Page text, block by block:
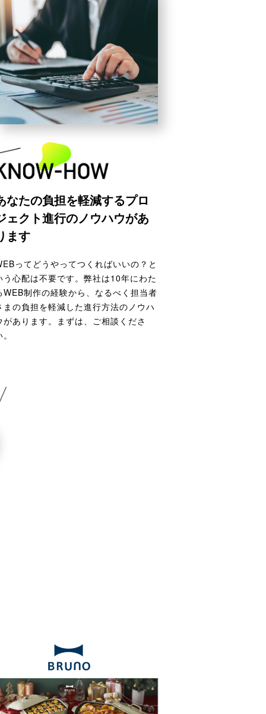
なたの負担を軽減するプロ
ェクト進行のノウハウがあ
ます
ってどうやってつくればいいの？と
う心配は不要です。弊社は10年にわた
WEB制作の経験から、なるべく担当者
まの負担を軽減した進行方法のノウハ
があります。まずは、ご相談くださ